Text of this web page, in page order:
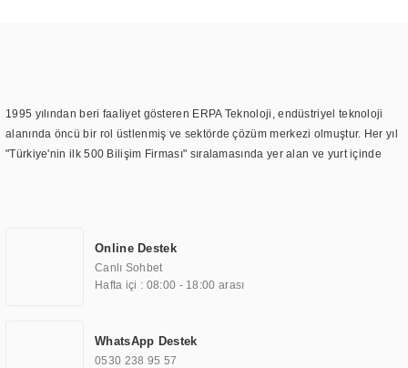
1995 yılından beri faaliyet gösteren ERPA Teknoloji, endüstriyel teknoloji
alanında öncü bir rol üstlenmiş ve sektörde çözüm merkezi olmuştur. Her yıl
"Türkiye'nin ilk 500 Bilişim Firması" sıralamasında yer alan ve yurt içinde
TOCHI markası altında kendi ürettiği ürünlerde kullanmıştır. Günümüzde
TOCHI; videowall, digital signage, kiosk, totem, akıllı durak ekranı, araç içi
ekran, asansör ekranı, digital menüboard, marin ekran, medikal ekran,
ekranları, endüstriyel ekranlar, kapı önü bilgi ekranları, panel PC,
endüstriyel Panel PC, mini PC, endüstriyel mini PC ve akıllı bina sistemleri
Online Destek
Canlı Sohbet
Hafta içi : 08:00 - 18:00 arası
WhatsApp Destek
0530 238 95 57